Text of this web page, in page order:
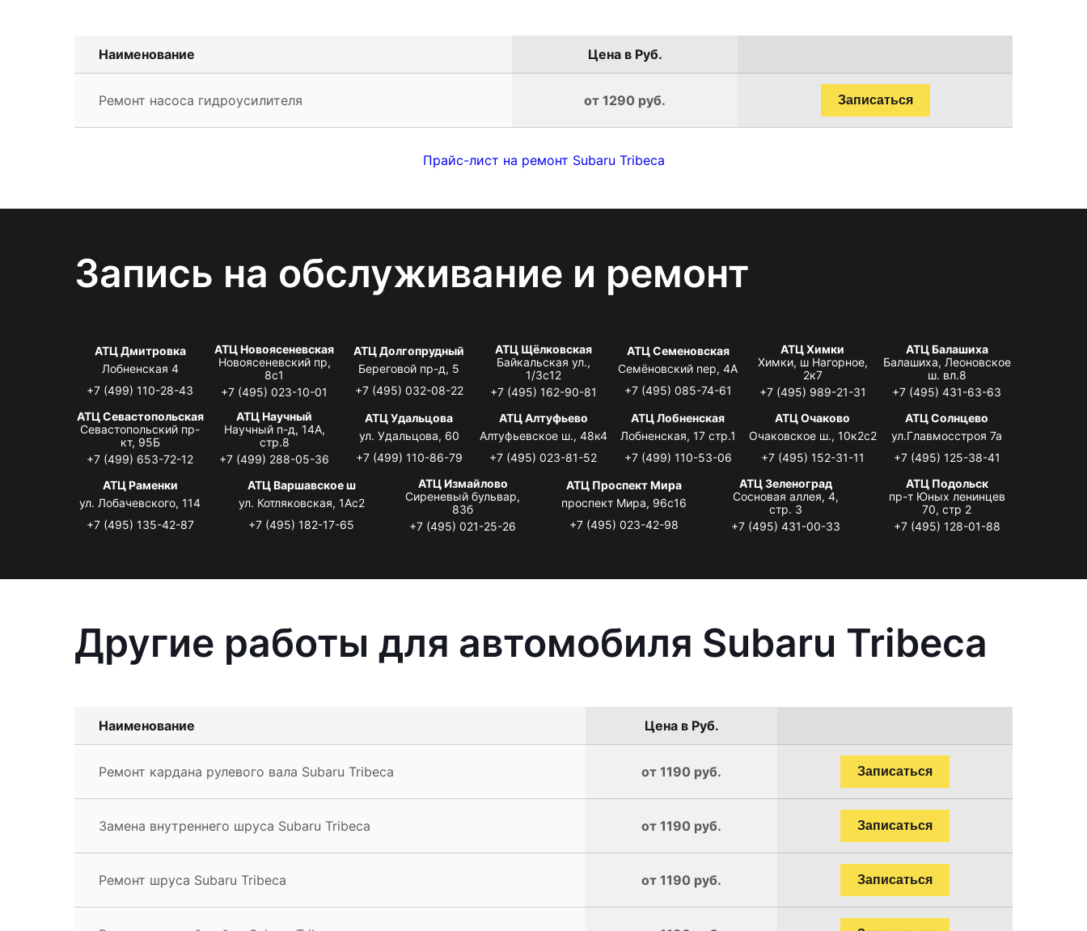
Наименование Цена в Руб.
Ремонт насоса гидроусилителя от 1290 руб. Записаться
Прайс-лист на ремонт Subaru Tribeca
Запись на обслуживание и ремонт
АТЦ Дмитровка
Лобненская 4
+7 (499) 110-28-43
АТЦ Новоясеневская
Новоясеневский пр,
8с1
+7 (495) 023-10-01
АТЦ Долгопрудный
Береговой пр-д, 5
+7 (495) 032-08-22
АТЦ Щёлковская
Байкальская ул.,
1/3с12
+7 (495) 162-90-81
АТЦ Семеновская
Семёновский пер, 4А
+7 (495) 085-74-61
АТЦ Химки
Химки, ш Нагорное,
2к7
+7 (495) 989-21-31
АТЦ Балашиха
Балашиха, Леоновское
ш. вл.8
+7 (495) 431-63-63
АТЦ Севастопольская
Севастопольский пр-
кт, 95Б
+7 (499) 653-72-12
АТЦ Научный
Научный п-д, 14А,
стр.8
+7 (499) 288-05-36
АТЦ Удальцова
ул. Удальцова, 60
+7 (499) 110-86-79
АТЦ Алтуфьево
Алтуфьевское ш., 48к4
+7 (495) 023-81-52
АТЦ Лобненская
Лобненская, 17 стр.1
+7 (499) 110-53-06
АТЦ Очаково
Очаковское ш., 10к2с2
+7 (495) 152-31-11
АТЦ Солнцево
ул.Главмосстроя 7а
+7 (495) 125-38-41
АТЦ Раменки
ул. Лобачевского, 114
+7 (495) 135-42-87
АТЦ Варшавское ш
ул. Котляковская, 1Ас2
+7 (495) 182-17-65
АТЦ Измайлово
Сиреневый бульвар,
83б
+7 (495) 021-25-26
АТЦ Проспект Мира
проспект Мира, 96с16
+7 (495) 023-42-98
АТЦ Зеленоград
Сосновая аллея, 4,
стр. 3
+7 (495) 431-00-33
АТЦ Подольск
пр-т Юных ленинцев
70, стр 2
+7 (495) 128-01-88
Другие работы для автомобиля Subaru Tribeca
Наименование Цена в Руб.
Ремонт кардана рулевого вала Subaru Tribeca от 1190 руб. Записаться
Замена внутреннего шруса Subaru Tribeca от 1190 руб. Записаться
Ремонт шруса Subaru Tribeca от 1190 руб. Записаться